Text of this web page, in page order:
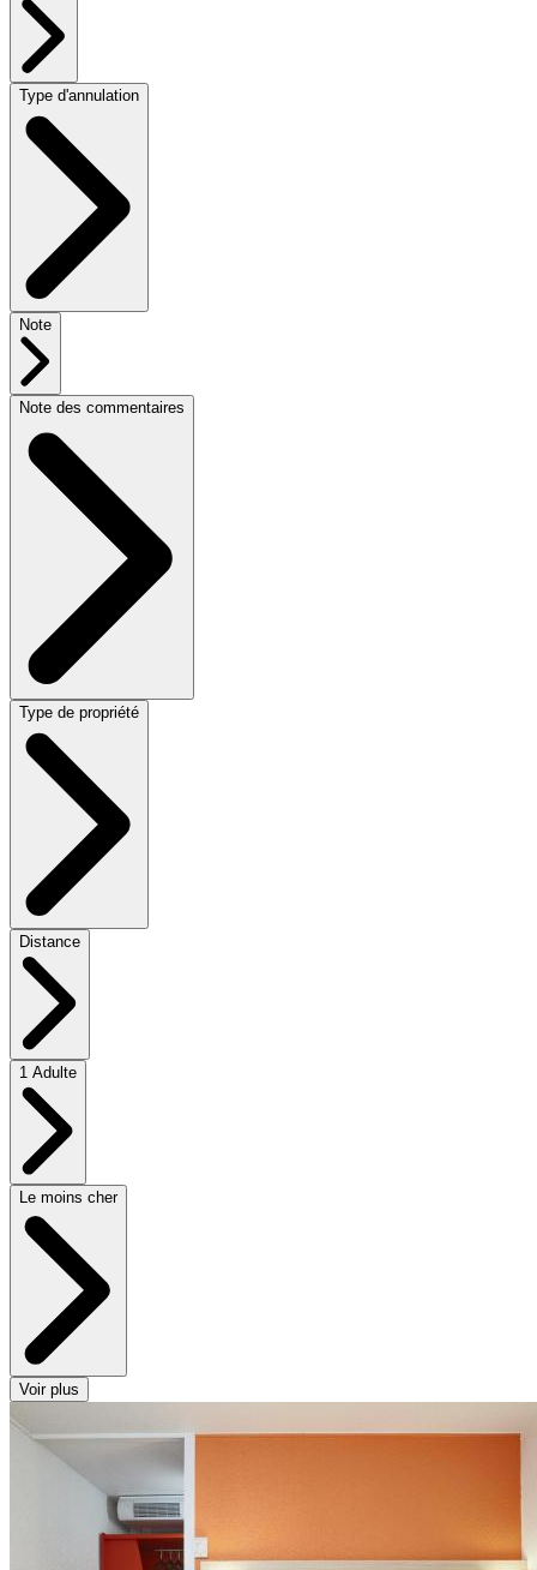
Type d'annulation
Note
Note des commentaires
Type de propriété
Distance
1 Adulte
Le moins cher
Voir plus